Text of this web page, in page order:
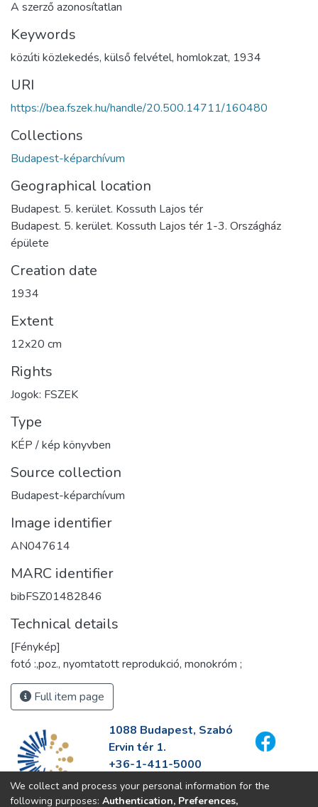
A szerző azonosítatlan
Keywords
közúti közlekedés, külső felvétel, homlokzat, 1934
URI
https://bea.fszek.hu/handle/20.500.14711/160480
Collections
Budapest-képarchívum
Geographical location
Budapest. 5. kerület. Kossuth Lajos tér
Budapest. 5. kerület. Kossuth Lajos tér 1-3. Országház
épülete
Creation date
1934
Extent
12x20 cm
Rights
Jogok: FSZEK
Type
KÉP / kép könyvben
Source collection
Budapest-képarchívum
Image identifier
AN047614
MARC identifier
bibFSZ01482846
Technical details
[Fénykép]
fotó :,poz., nyomtatott reprodukció, monokróm ;
Full item page
1088 Budapest, Szabó
Ervin tér 1.
+36-1-411-5000
info@fszek.hu
https://fszek.hu
We collect and process your personal information for the
following purposes: Authentication, Preferences,